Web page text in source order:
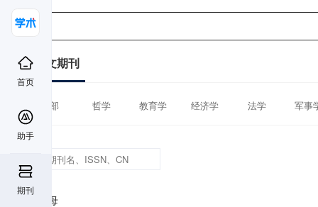
首页
助手
期刊
中文期刊
全部 哲学 教育学 经济学 法学 军事
首字母